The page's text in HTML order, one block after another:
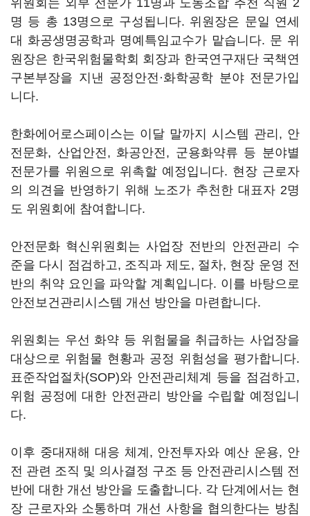
위원회는 외부 전문가 11명과 노동조합 추천 직원 2
명 등 총 13명으로 구성됩니다. 위원장은 문일 연세
대 화공생명공학과 명예특임교수가 맡습니다. 문 위
원장은 한국위험물학회 회장과 한국연구재단 국책연
구본부장을 지낸 공정안전·화학공학 분야 전문가입
니다.
한화에어로스페이스는 이달 말까지 시스템 관리, 안
전문화, 산업안전, 화공안전, 군용화약류 등 분야별
전문가를 위원으로 위촉할 예정입니다. 현장 근로자
의 의견을 반영하기 위해 노조가 추천한 대표자 2명
도 위원회에 참여합니다.
안전문화 혁신위원회는 사업장 전반의 안전관리 수
준을 다시 점검하고, 조직과 제도, 절차, 현장 운영 전
반의 취약 요인을 파악할 계획입니다. 이를 바탕으로
안전보건관리시스템 개선 방안을 마련합니다.
위원회는 우선 화약 등 위험물을 취급하는 사업장을
대상으로 위험물 현황과 공정 위험성을 평가합니다.
표준작업절차(SOP)와 안전관리체계 등을 점검하고,
위험 공정에 대한 안전관리 방안을 수립할 예정입니
다.
이후 중대재해 대응 체계, 안전투자와 예산 운용, 안
전 관련 조직 및 의사결정 구조 등 안전관리시스템 전
반에 대한 개선 방안을 도출합니다. 각 단계에서는 현
장 근로자와 소통하며 개선 사항을 협의한다는 방침